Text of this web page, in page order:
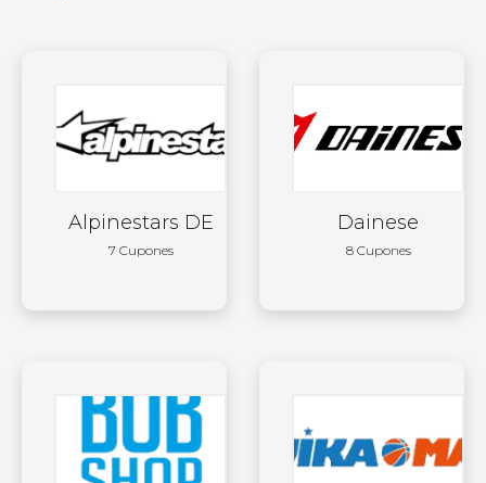
Alpinestars DE
7 Cupones
Dainese
8 Cupones